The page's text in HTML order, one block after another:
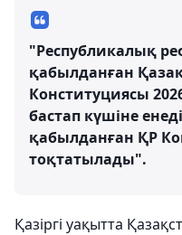
"Республикалық
қабылданған
Конституциясы
бастап күшіне
қабылданған ҚР
тоқтатылады".
Қазіргі уақытта